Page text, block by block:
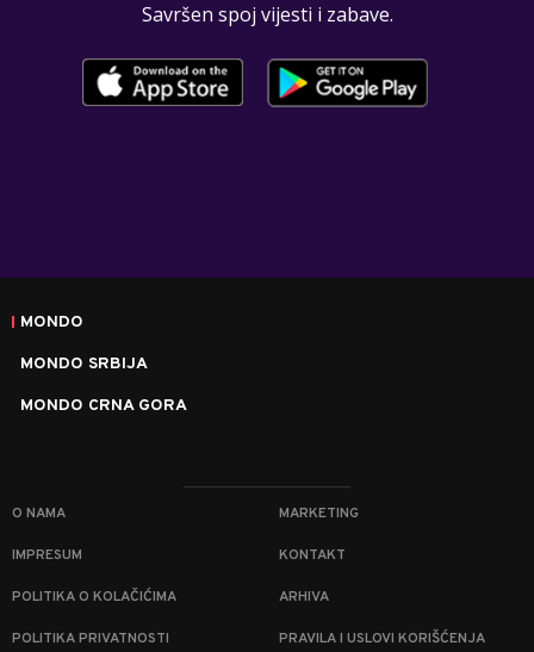
Savršen spoj vijesti i zabave.
MONDO
MONDO SRBIJA
MONDO CRNA GORA
O NAMA MARKETING
IMPRESUM KONTAKT
POLITIKA O KOLAČIĆIMA ARHIVA
POLITIKA PRIVATNOSTI PRAVILA I USLOVI KORIŠĆENJA